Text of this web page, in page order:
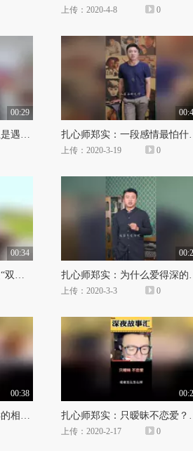
上传：2020-4-8 0
00:29
扎心师郑实：为什么你总是遇不到对的人？ 扎心师
上传：2020-3-19 0
00:34
扎心师郑实：你的爱情是“双标”吗？ 扎心师郑
上传：2020-3-3 0
00:38
扎心师郑实：警惕！这样的相亲方式也许是骗局！ 扎心师郑
上传：2020-2-17 0